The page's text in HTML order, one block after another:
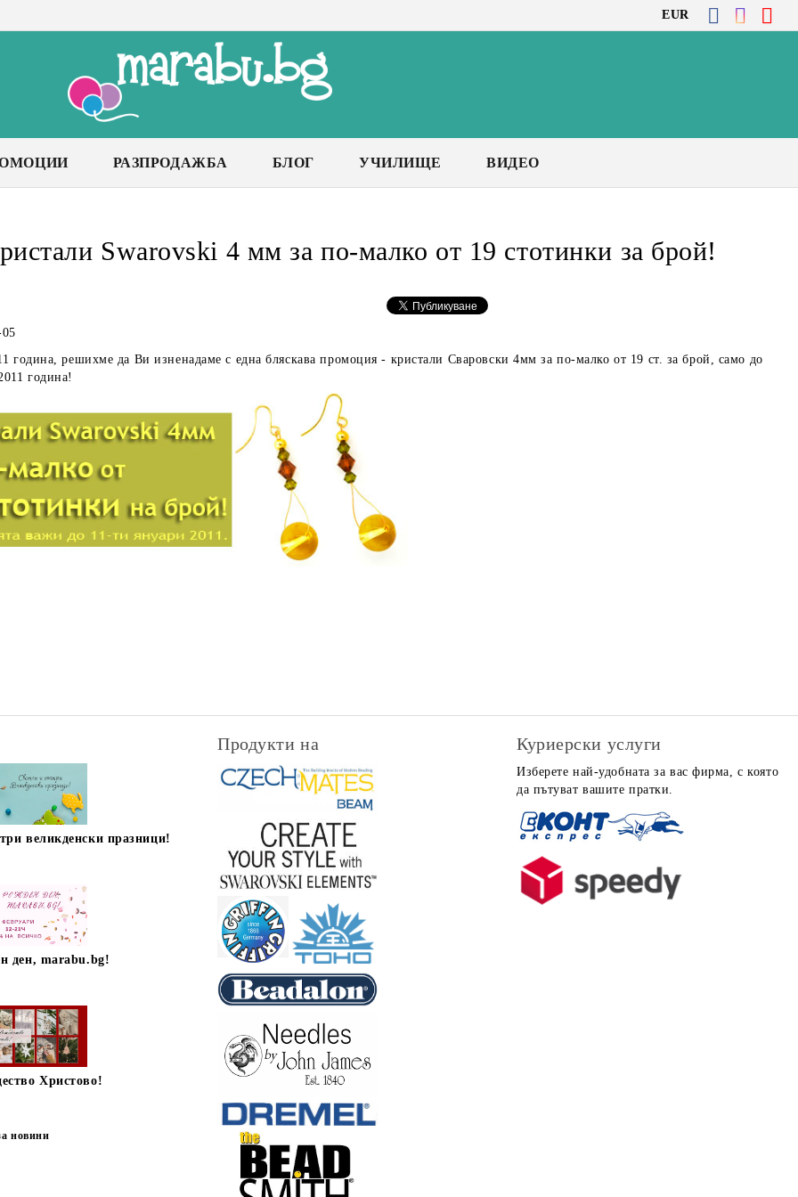
EUR
РАЗПРОДАЖБА БЛОГ УЧИЛИЩЕ ВИДЕО
Swarovski 4 мм за по-малко от 19 стотинки за брой!
година, решихме да Ви изненадаме с една бляскава промоция - кристали Сваровски 4мм за по-малко от 19 ст. за брой, само до
година!
великденски празници!
ден, marabu.bg!
Христово!
новини
Продукти на Куриерски услуги
Изберете най-удобната за вас фирма, с която
да пътуват вашите пратки.